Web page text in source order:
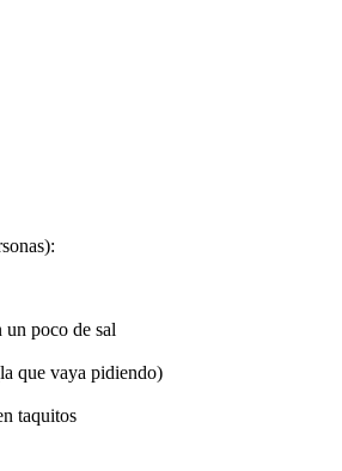
un poco de sal
que vaya pidiendo)
taquitos